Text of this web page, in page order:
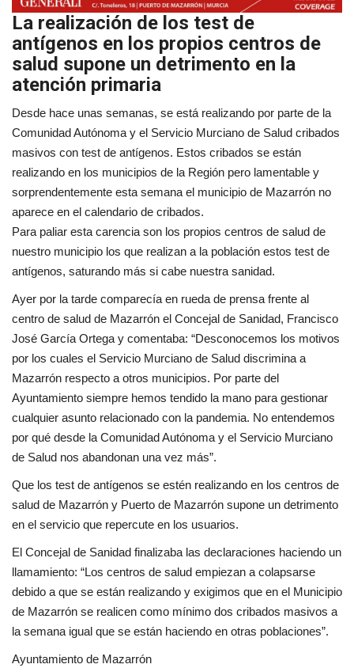
La realización de los test de
antígenos en los propios centros de
salud supone un detrimento en la
atención primaria
Desde hace unas semanas, se está realizando por parte de la
Comunidad Autónoma y el Servicio Murciano de Salud cribados
masivos con test de antígenos. Estos cribados se están
realizando en los municipios de la Región pero lamentable y
sorprendentemente esta semana el municipio de Mazarrón no
aparece en el calendario de cribados.
Para paliar esta carencia son los propios centros de salud de
nuestro municipio los que realizan a la población estos test de
antígenos, saturando más si cabe nuestra sanidad.
Ayer por la tarde comparecía en rueda de prensa frente al
centro de salud de Mazarrón el Concejal de Sanidad, Francisco
José García Ortega y comentaba: “Desconocemos los motivos
por los cuales el Servicio Murciano de Salud discrimina a
Mazarrón respecto a otros municipios. Por parte del
Ayuntamiento siempre hemos tendido la mano para gestionar
cualquier asunto relacionado con la pandemia. No entendemos
por qué desde la Comunidad Autónoma y el Servicio Murciano
de Salud nos abandonan una vez más”.
Que los test de antígenos se estén realizando en los centros de
salud de Mazarrón y Puerto de Mazarrón supone un detrimento
en el servicio que repercute en los usuarios.
El Concejal de Sanidad finalizaba las declaraciones haciendo un
llamamiento: “Los centros de salud empiezan a colapsarse
debido a que se están realizando y exigimos que en el Municipio
de Mazarrón se realicen como mínimo dos cribados masivos a
la semana igual que se están haciendo en otras poblaciones”.
Ayuntamiento de Mazarrón